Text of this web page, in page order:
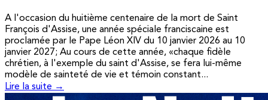
A l'occasion du huitième centenaire de la mort de Saint
François d'Assise, une année spéciale franciscaine est
proclamée par le Pape Léon XIV du 10 janvier 2026 au 10
janvier 2027; Au cours de cette année, «chaque fidèle
chrétien, à l'exemple du saint d'Assise, se fera lui-même
modèle de sainteté de vie et témoin constant...
Lire la suite →